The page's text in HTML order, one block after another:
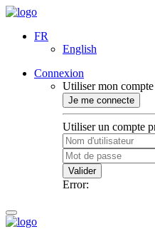
FR
English
Connexion
Utiliser mon
Je me connecte
Utiliser un compte
Valider
Error: